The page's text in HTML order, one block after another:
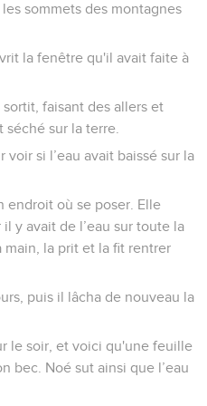
sommets des montagnes
la fenêtre qu'il avait faite à
faisant des allers et
séché sur la terre.
si l’eau avait baissé sur la
endroit où se poser. Elle
y avait de l’eau sur toute la
main, la prit et la fit rentrer
puis il lâcha de nouveau la
le soir, et voici qu'une feuille
bec. Noé sut ainsi que l’eau